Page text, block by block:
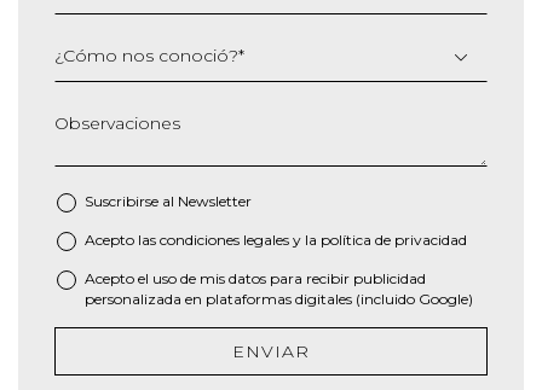
¿Cómo nos conoció?*
Observaciones
Suscribirse al Newsletter
* Acepto las condiciones legales y la política de privacidad
Acepto el uso de mis datos para recibir publicidad
personalizada en plataformas digitales (incluido Google)
ENVIAR